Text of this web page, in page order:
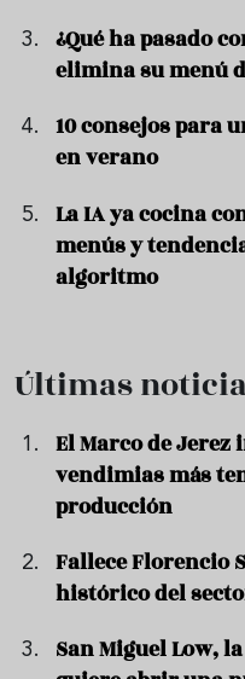
¿Qué ha pasado
elimina su menú
10 consejos para
en verano
La IA ya cocina
menús y
algoritmo
Últimas
El Marco de Jerez
vendimias más
producción
Fallece Florencio
histórico del
San Miguel Low,